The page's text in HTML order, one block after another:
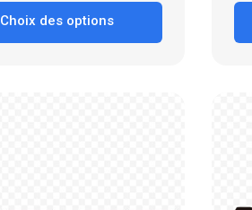
Choix des options